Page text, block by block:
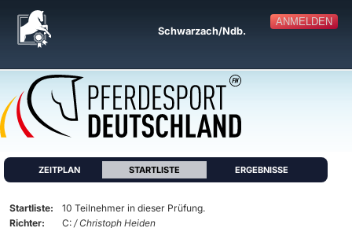
ANMELDEN
Schwarzach/Ndb.
ZEITPLAN STARTLISTE ERGEBNISSE
Startliste:
10 Teilnehmer in dieser Prüfung.
Richter:
C: / Christoph Heiden